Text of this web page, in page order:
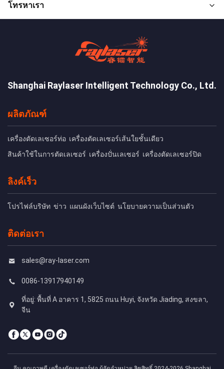
โทรหาเรา
Shanghai Raylaser Intelligent Technology Co., Ltd.
ผลิตภัณฑ์
เครื่องตัดเลเซอร์ท่อ เครื่องตัดเลเซอร์เส้นใยชั้นเดียว
สินค้าใช้ในการตัดเลเซอร์ เครื่องปั่นเลเซอร์ เครื่องตัดเลเซอร์ปิด
ลิงค์เร็ว
โปรไฟล์บริษัท ข่าว แผนผังเว็บไซต์ นโยบายความเป็นส่วนตัว
ติดต่อเรา
sales@ray-laser.com
0086-13917940149
ที่อยู่: พื้นที่ A อาคาร 1, 5825 ถนน Huyi, จังหวัด Jiading, สงขลา,
จีน